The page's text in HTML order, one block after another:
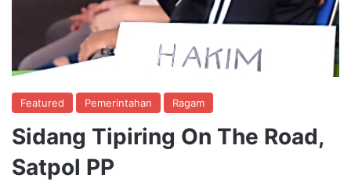
Featured Pemerintahan Ragam
Sidang Tipiring On The Road,
Satpol PP